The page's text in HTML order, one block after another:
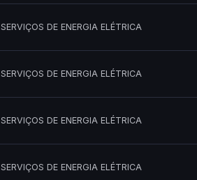
SERVIÇOS DE ENERGIA ELÉTRICA
SERVIÇOS DE ENERGIA ELÉTRICA
SERVIÇOS DE ENERGIA ELÉTRICA
SERVIÇOS DE ENERGIA ELÉTRICA